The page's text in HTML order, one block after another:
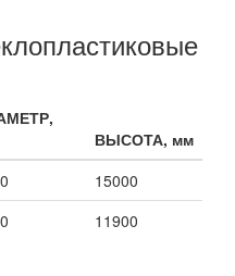
ВЫСОТА, мм
15000
11900